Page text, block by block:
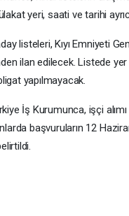
yeri, saati ve tarihi
listeleri, Kıyı Emniyeti
ilan edilecek. Listede
yapılmayacak.
İş Kurumunca, işçi
başvuruların 12